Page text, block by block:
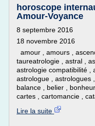
horoscope
Amour-Voyance
8 septembre 2016
18 novembre 2016
amour , amours ,
taureatrologie , astral ,
astrologie compatibilité ,
astrologue , astrologues
balance , belier ,
cartes , cartomancie ,
Lire la suite